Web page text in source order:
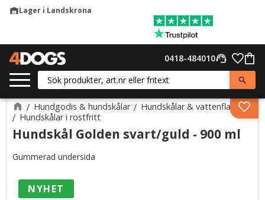
warehouseLager i Landskrona
support_agent
0418-484010
Hundgodis & hundskålar
Hundskålar & vattenflaskor
Hundskålar i rostfritt
Hundskål Golden svart/guld - 900 ml
Gummerad undersida
NYHET